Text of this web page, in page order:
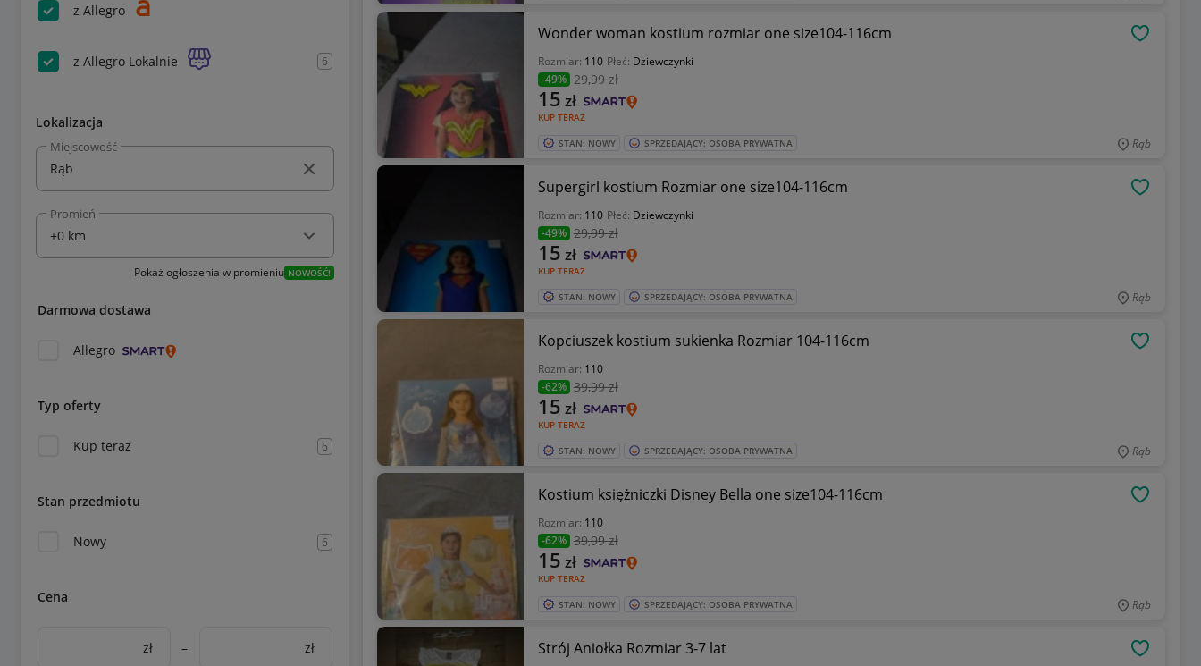
z Allegro
z Allegro Lokalnie 6
Lokalizacja
Miejscowość
Promień
Pokaż ogłoszenia w promieniu NOWOŚĆ!
Darmowa dostawa
Allegro
Typ oferty
Kup teraz 6
Stan przedmiotu
Nowy 6
Cena
zł – zł
Wonder woman kostium rozmiar one size104-116cm
Rozmiar: 110 Płeć: Dziewczynki
-49% 29,99 zł
KUP TERAZ
15 zł
STAN: NOWY SPRZEDAJĄCY: OSOBA PRYWATNA Rąb
Supergirl kostium Rozmiar one size104-116cm
Rozmiar: 110 Płeć: Dziewczynki
-49% 29,99 zł
KUP TERAZ
15 zł
STAN: NOWY SPRZEDAJĄCY: OSOBA PRYWATNA Rąb
Kopciuszek kostium sukienka Rozmiar 104-116cm
Rozmiar: 110
-62% 39,99 zł
KUP TERAZ
15 zł
STAN: NOWY SPRZEDAJĄCY: OSOBA PRYWATNA Rąb
Kostium księżniczki Disney Bella one size104-116cm
Rozmiar: 110
-62% 39,99 zł
KUP TERAZ
15 zł
STAN: NOWY SPRZEDAJĄCY: OSOBA PRYWATNA Rąb
Strój Aniołka Rozmiar 3-7 lat